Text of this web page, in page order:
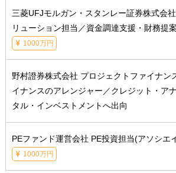
三菱UFJモルガン・スタンレー証券株式会
リューション担当／資金調達支援・財務提
1000万円
野村證券株式会社 プロジェクトファイナン
イナンスのアレンジャー／クレジット・ア
タル・インベストメントへ出向
PEファンド運営会社 PE投資担当(アソシエ
1000万円